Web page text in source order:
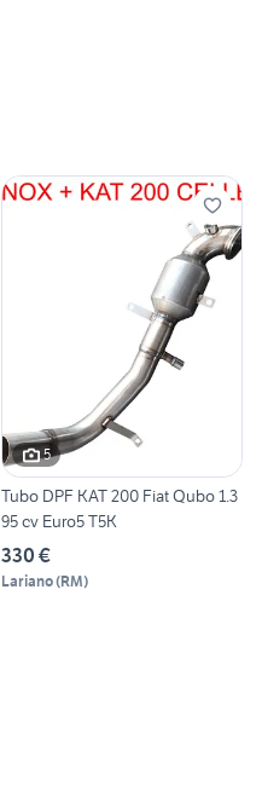
5
Tubo DPF KAT 200 Fiat Qubo 1.3
95 cv Euro5 T5K
330 €
Lariano(RM)